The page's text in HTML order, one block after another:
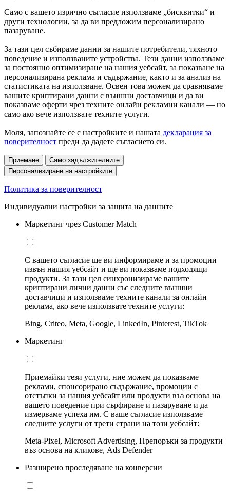
Само с вашето изрично съгласие използваме „бисквитки“ и
други технологии, за да ви предложим персонализирано
пазаруване.
За тази цел събираме данни за нашите потребители, тяхното
поведение и използваните устройства. Тези данни използваме
за постоянно оптимизиране на нашия уебсайт, за показване на
персонализирана реклама и съдържание, както и за анализ на
статистиката на използване. Освен това можем да сравняваме
вашите криптирани данни с външни доставчици и да ви
показваме оферти чрез техните онлайн рекламни канали — но
само ако вече използвате техните услуги.
Моля, запознайте се с настройките и нашата декларация за
поверителност преди да дадете съгласието си.
Приемане
Само задължителните
Персонализиране на настройките
Политика за поверителност
Индивидуални настройки за защита на данните
Маркетинг чрез Customer Match
С вашето съгласие ще ви информираме и за промоции
извън нашия уебсайт и ще ви показваме подходящи
продукти. За тази цел синхронизираме вашите
криптирани лични данни със следните външни
доставчици и използваме техните канали за онлайн
реклама, ако вече използвате техните услуги:
Bing, Criteo, Meta, Google, LinkedIn, Pinterest, TikTok
Маркетинг
Приемайки тези услуги, ние можем да показваме
реклами, спонсорирано съдържание, промоции с
отстъпки за нашия уебсайт или продукти въз основа на
вашето поведение при сърфиране и пазаруване и да
измерваме успеха им. С ваше съгласие използваме
следните услуги от трети страни на този уебсайт:
Meta-Pixel, Microsoft Advertising, Препоръки за продукти
въз основа на кликове, Ads Defender
Разширено проследяване на конверсии